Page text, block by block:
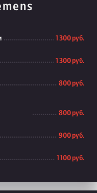
1 300 руб.
1 300 руб.
800 руб.
800 руб.
900 руб.
1 100 руб.